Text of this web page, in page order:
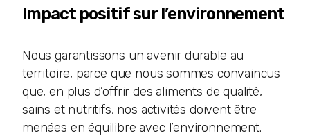
Impact positif sur l’environnement
Nous garantissons un avenir durable au
territoire, parce que nous sommes convaincus
que, en plus d’offrir des aliments de qualité,
sains et nutritifs, nos activités doivent être
menées en équilibre avec l’environnement.